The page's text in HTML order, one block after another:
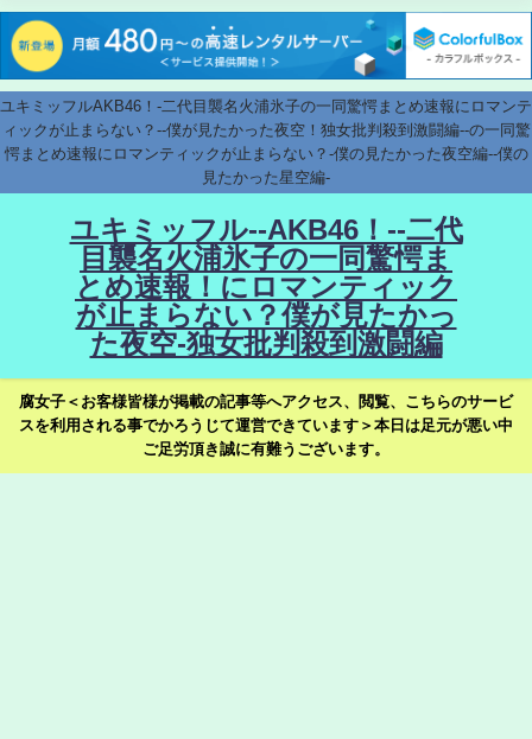
ユキミッフルAKB46！-二代目襲名火浦氷子の一同驚愕まとめ速報にロマンテ
ィックが止まらない？--僕が見たかった夜空！独女批判殺到激闘編--の一同驚
愕まとめ速報にロマンティックが止まらない？-僕の見たかった夜空編--僕の
見たかった星空編-
ユキミッフル--AKB46！--二代
目襲名火浦氷子の一同驚愕ま
とめ速報！にロマンティック
が止まらない？僕が見たかっ
た夜空-独女批判殺到激闘編
腐女子＜お客様皆様が掲載の記事等へアクセス、閲覧、こちらのサービ
スを利用される事でかろうじて運営できています＞本日は足元が悪い中
ご足労頂き誠に有難うございます。